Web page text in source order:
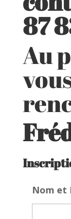
87
Au
Nom et